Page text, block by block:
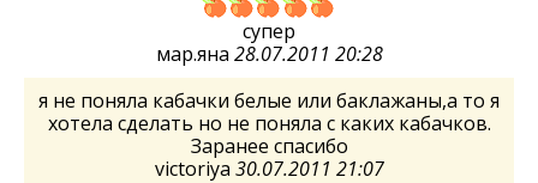
супер
мар.яна 28.07.2011 20:28
я не поняла кабачки белые или баклажаны,а то я
хотела сделать но не поняла с каких кабачков.
Заранее спасибо
victoriya 30.07.2011 21:07